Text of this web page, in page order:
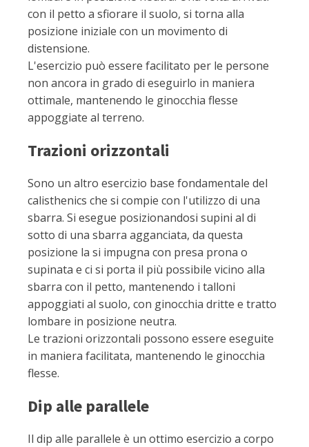
con il petto a sfiorare il suolo, si torna alla
posizione iniziale con un movimento di
distensione.
L'esercizio può essere facilitato per le persone
non ancora in grado di eseguirlo in maniera
ottimale, mantenendo le ginocchia flesse
appoggiate al terreno.
Trazioni orizzontali
Sono un altro esercizio base fondamentale del
calisthenics che si compie con l'utilizzo di una
sbarra. Si esegue posizionandosi supini al di
sotto di una sbarra agganciata, da questa
posizione la si impugna con presa prona o
supinata e ci si porta il più possibile vicino alla
sbarra con il petto, mantenendo i talloni
appoggiati al suolo, con ginocchia dritte e tratto
lombare in posizione neutra.
Le trazioni orizzontali possono essere eseguite
in maniera facilitata, mantenendo le ginocchia
flesse.
Dip alle parallele
Il dip alle parallele è un ottimo esercizio a corpo